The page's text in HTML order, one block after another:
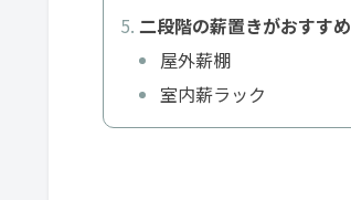
二段階の薪置きがおすすめ
屋外薪棚
室内薪ラック